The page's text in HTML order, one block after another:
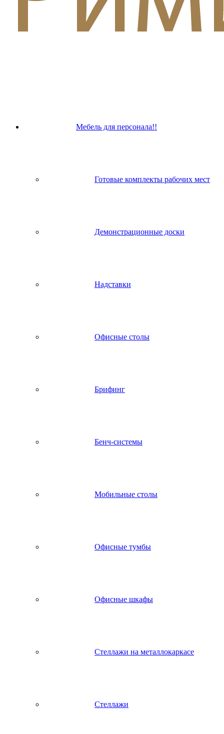
Мебель для персонала!!
Готовые комплекты рабочих мест
Демонстрационные доски
Надставки
Офисные столы
Брифинг
Бенч-системы
Мобильные столы
Офисные тумбы
Офисные шкафы
Стеллажи на металлокаркасе
Стеллажи